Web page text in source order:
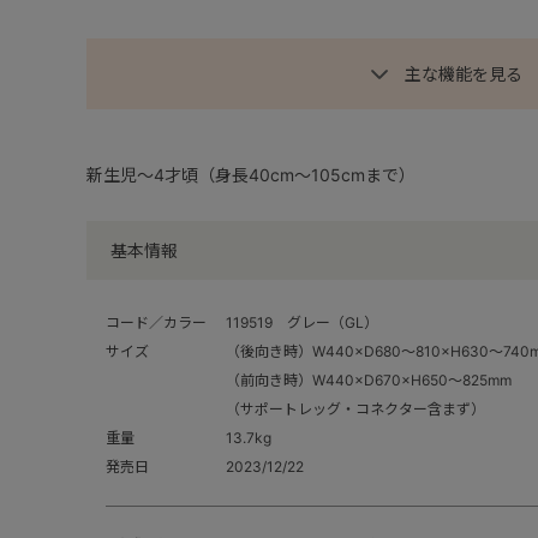
基本情報
コード／カラー
119519 グレー（GL）
サイズ
（後向き時）W440×D680～810×H630～
（前向き時）W440×D670×H650～825mm
（サポートレッグ・コネクター含まず）
重量
13.7kg
発売日
2023/12/22
主な機能を見る
新生児～4才頃（身長40cm～105cmまで）